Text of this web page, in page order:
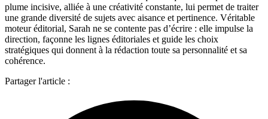
plume incisive, alliée à une créativité constante, lui permet de traiter
une grande diversité de sujets avec aisance et pertinence. Véritable
moteur éditorial, Sarah ne se contente pas d’écrire : elle impulse la
direction, façonne les lignes éditoriales et guide les choix
stratégiques qui donnent à la rédaction toute sa personnalité et sa
cohérence.
Partager l'article :